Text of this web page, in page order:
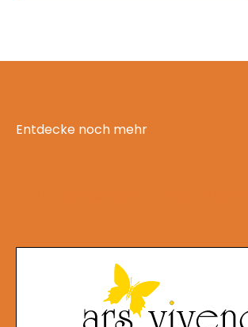
Entdecke noch mehr